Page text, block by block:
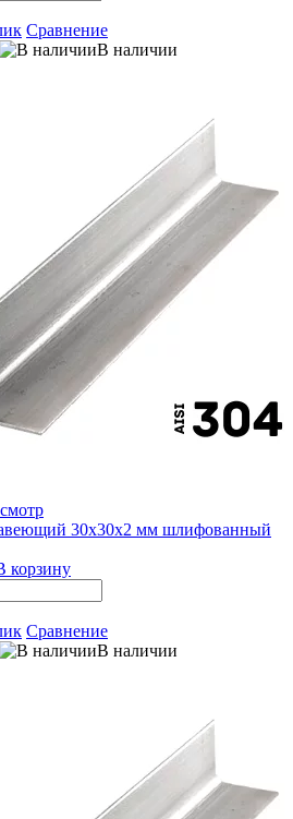
Сравнение
В наличии
30х30х2 мм шлифованный
корзину
Сравнение
В наличии